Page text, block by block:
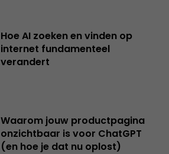
Hoe AI zoeken en vinden op
internet fundamenteel
verandert
Waarom jouw productpagina
onzichtbaar is voor ChatGPT
(en hoe je dat nu oplost)